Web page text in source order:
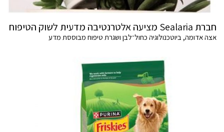
חברת Sealaria מציעה אלטרנטיבה מדעית לשוק הטיפוח
אצה אדומה, ביוטכנולוגיה כחול־לבן ושגרת טיפוח מבוססת מדע